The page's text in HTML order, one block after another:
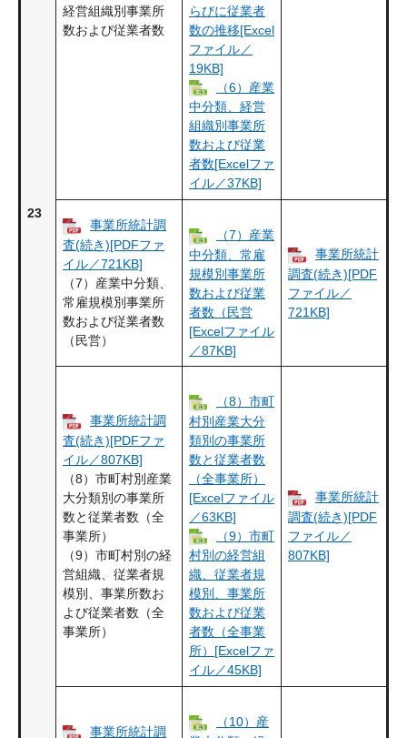
23
経営組織別事業所
数および従業者数
らびに従業者
数の推移[Excel
ファイル／
19KB]
（6）産業
中分類、経営
組織別事業所
数および従業
者数[Excelファ
イル／37KB]
事業所統計調
査(続き)[PDFファ
イル／721KB]
（7）産業中分類、
常雇規模別事業所
数および従業者数
（民営）
（7）産業
中分類、常雇
規模別事業所
数および従業
者数（民営
[Excelファイル
／87KB]
事業所統計
調査(続き)[PDF
ファイル／
721KB]
事業所統計調
査(続き)[PDFファ
イル／807KB]
（8）市町村別産業
大分類別の事業所
数と従業者数（全
事業所）
（9）市町村別の経
営組織、従業者規
模別、事業所数お
よび従業者数（全
事業所）
（8）市町
村別産業大分
類別の事業所
数と従業者数
（全事業所）
[Excelファイル
／63KB]
（9）市町
村別の経営組
織、従業者規
模別、事業所
数および従業
者数（全事業
所）[Excelファ
イル／45KB]
事業所統計
調査(続き)[PDF
ファイル／
807KB]
事業所統計調
（10）産